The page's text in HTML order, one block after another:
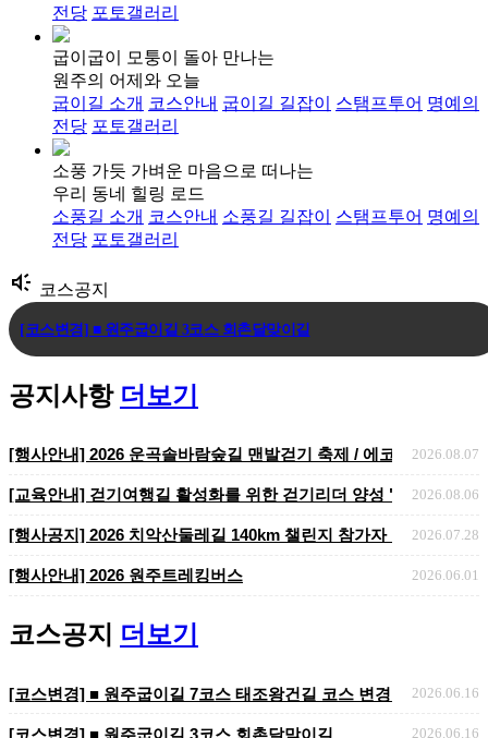
전당 포토갤러리
굽이굽이 모퉁이 돌아 만나는
원주의 어제와 오늘
굽이길 소개 코스안내 굽이길 길잡이 스탬프투어 명예의
전당 포토갤러리
소풍 가듯 가벼운 마음으로 떠나는
우리 동네 힐링 로드
소풍길 소개 코스안내 소풍길 길잡이 스탬프투어 명예의
전당 포토갤러리
brand_awareness 코스공지
[코스변경] ■ 원주굽이길 3코스 회촌달맞이길
[임시코스변경] ■ 원주굽이길 18코스 반계리은행나무길 임시노선 및 스
[코스변경] ■ 원주굽이길 7코스 태조왕건길 코스 변경 안내
공지사항 더보기
[행사안내] 2026 운곡솔바람숲길 맨발걷기 축제 / 에코힐링 맨발걷
2026.08.07
[교육안내] 걷기여행길 활성화를 위한 걷기리더 양성 "걷기지도자
2026.08.06
​​​​​​​[행사공지] 2026 치악산둘레길 140km 챌린지 참가자 .. 2026.07.28
[행사안내] 2026 원주트레킹버스 2026.06.01
코스공지 더보기
[코스변경] ■ 원주굽이길 7코스 태조왕건길 코스 변경 안내2026.06.16
[코스변경] ■ 원주굽이길 3코스 회촌달맞이길 2026.06.16